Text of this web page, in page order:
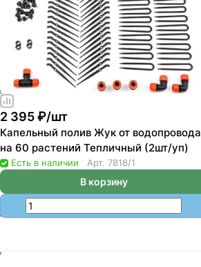
2 395 ₽/шт
Капельный полив Жук от водопровода
на 60 растений Тепличный (2шт/уп)
Есть в наличии Арт. 7818/1
В корзину